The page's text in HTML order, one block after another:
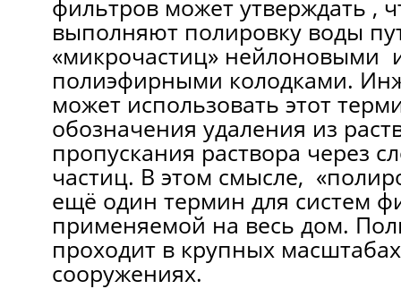
фильтров может утверждать ,
выполняют полировку воды
«микрочастиц» нейлоновыми
полиэфирными колодками.
может использовать этот
обозначения удаления из
пропускания раствора через
частиц. В этом смысле,
ещё один термин для систем
применяемой на весь дом.
проходит в крупных
сооружениях.